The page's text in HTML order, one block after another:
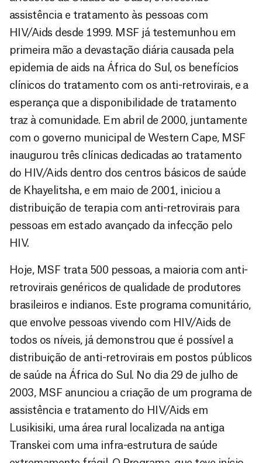
assistência e tratamento às pessoas com
HIV/Aids desde 1999. MSF já testemunhou em
primeira mão a devastação diária causada pela
epidemia de aids na África do Sul, os benefícios
clínicos do tratamento com os anti-retrovirais, e a
esperança que a disponibilidade de tratamento
traz à comunidade. Em abril de 2000, juntamente
com o governo municipal de Western Cape, MSF
inaugurou três clínicas dedicadas ao tratamento
do HIV/Aids dentro dos centros básicos de saúde
de Khayelitsha, e em maio de 2001, iniciou a
distribuição de terapia com anti-retrovirais para
pessoas em estado avançado da infecção pelo
HIV.
Hoje, MSF trata 500 pessoas, a maioria com anti-
retrovirais genéricos de qualidade de produtores
brasileiros e indianos. Este programa comunitário,
que envolve pessoas vivendo com HIV/Aids de
todos os níveis, já demonstrou que é possível a
distribuição de anti-retrovirais em postos públicos
de saúde na África do Sul. No dia 29 de julho de
2003, MSF anunciou a criação de um programa de
assistência e tratamento do HIV/Aids em
Lusikisiki, uma área rural localizada na antiga
Transkei com uma infra-estrutura de saúde